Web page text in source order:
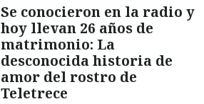
Se conocieron en la radio y
hoy llevan 26 años de
matrimonio: La
desconocida historia de
amor del rostro de
Teletrece